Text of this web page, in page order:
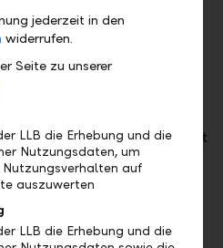
sehr wichtig, da
eine gewisse
Es geht bei uns in der IT-
um das reine Coden. Es ist
sich ein gewisses Banking-
nur so ist es möglich, gute
Prozesse für unsere
Kurzum, ein
als Basis, eine
jederzeit in den
widerrufen.
Seite zu unserer
LLB die Erhebung und die
Nutzungsdaten, um
auf
auszuwerten
LLB die Erhebung und die